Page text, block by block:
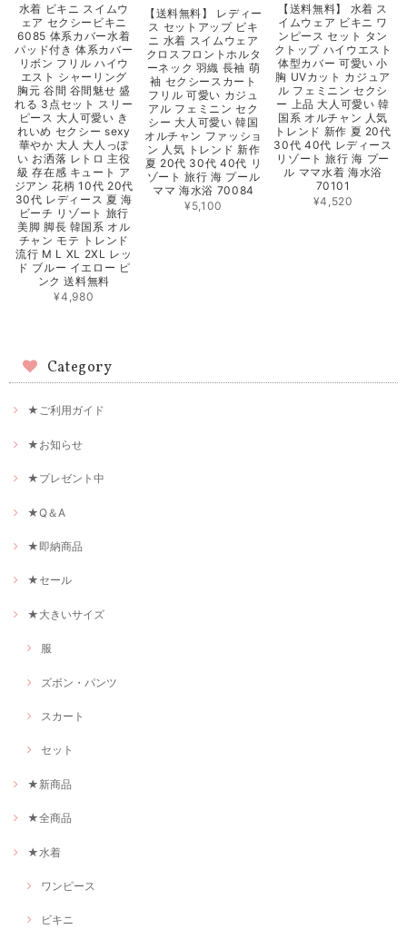
水着 ビキニ スイムウ
ェア セクシービキニ
6085 体系カバー水着
パッド付き 体系カバー
リボン フリル ハイウ
エスト シャーリング
胸元 谷間 谷間魅せ 盛
れる 3点セット スリー
ピース 大人可愛い き
れいめ セクシー sexy
華やか 大人 大人っぽ
い お洒落 レトロ 主役
級 存在感 キュート ア
ジアン 花柄 10代 20代
30代 レディース 夏 海
ビーチ リゾート 旅行
美脚 脚長 韓国系 オル
チャン モテ トレンド
流行 M L XL 2XL レッ
ド ブルー イエロー ピ
ンク 送料無料
¥4,980
【送料無料】 レディー
ス セットアップ ビキ
ニ 水着 スイムウェア
クロスフロントホルタ
ーネック 羽織 長袖 萌
袖 セクシースカート
フリル 可愛い カジュ
アル フェミニン セク
シー 大人可愛い 韓国
オルチャン ファッショ
ン 人気 トレンド 新作
夏 20代 30代 40代 リ
ゾート 旅行 海 プール
ママ 海水浴 70084
¥5,100
【送料無料】 水着 ス
イムウェア ビキニ ワ
ンピース セット タン
クトップ ハイウエスト
体型カバー 可愛い 小
胸 UVカット カジュア
ル フェミニン セクシ
ー 上品 大人可愛い 韓
国系 オルチャン 人気
トレンド 新作 夏 20代
30代 40代 レディース
リゾート 旅行 海 プー
ル ママ水着 海水浴
70101
¥4,520
Category
★ご利用ガイド
★お知らせ
★プレゼント中
★Q＆A
★即納商品
★セール
★大きいサイズ
服
ズボン・パンツ
スカート
セット
★新商品
★全商品
★水着
ワンピース
ビキニ